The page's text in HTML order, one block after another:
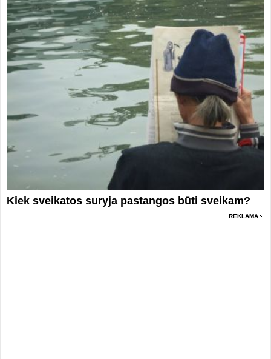
Kiek sveikatos suryja pastangos būti sveikam?
REKLAMA